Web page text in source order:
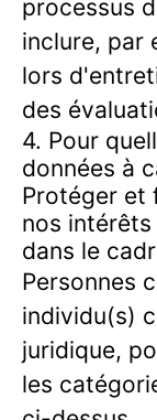
processus
inclure, par
lors
des
4. Pour
données à
Protéger et
nos
dans le
Personnes
individu(s)
juridique,
les